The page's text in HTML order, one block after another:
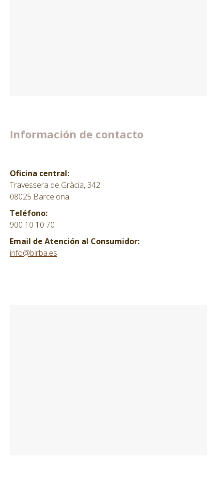
Información de contacto
Oficina central:
Travessera de Gràcia, 342
08025 Barcelona
Teléfono:
900 10 10 70
Email de Atención al Consumidor:
info@birba.es